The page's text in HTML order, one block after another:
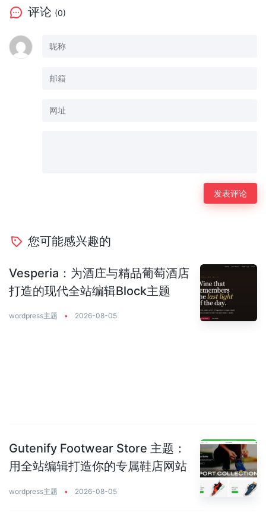
评论 (0)
您可能感兴趣的
Vesperia：为酒庄与精品葡萄酒店
打造的现代全站编辑Block主题
wordpress主题 • 2026-08-05
Gutenify Footwear Store 主题：
用全站编辑打造你的专属鞋店网站
wordpress主题 • 2026-08-05